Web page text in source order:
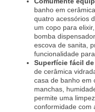
banho em
quatro acessórios
um copo para
bomba
escova de sanita,
funcionalidade
Superfície fácil
de cerâmica
casa de banho em
manchas,
permite uma
conformidade com